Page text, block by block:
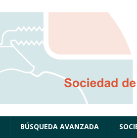
BÚSQUEDA AVANZADA